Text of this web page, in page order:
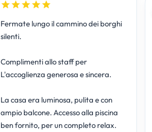
Fermate lungo il cammino dei borghi
silenti.
Complimenti allo staff per
L'accoglienza generosa e sincera.
La casa era luminosa, pulita e con
ampio balcone. Accesso alla piscina
ben fornito, per un completo relax.